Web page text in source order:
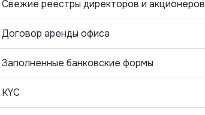
Свежие реестры директоров и акционеров
Договор аренды офиса
Заполненные банковские формы
KYC